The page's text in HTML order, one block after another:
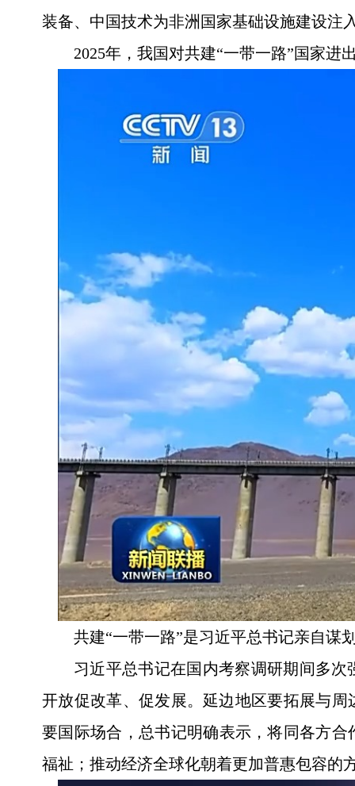
装备、中国技术为非洲国家基础设施建设注
2025年，我国对共建“一带一路”国家进
共建“一带一路”是习近平总书记亲自谋
习近平总书记在国内考察调研期间多
开放促改革、促发展。延边地区要拓展与
要国际场合，总书记明确表示，将同各方
福祉；推动经济全球化朝着更加普惠包容的